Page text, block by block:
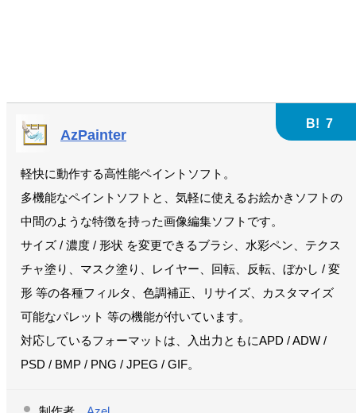
AzPainter
B! 7
軽快に動作する高性能ペイントソフト。
多機能なペイントソフトと、気軽に使えるお絵かきソフトの
中間のような特徴を持った画像編集ソフトです。
サイズ / 濃度 / 形状 を変更できるブラシ、水彩ペン、テクス
チャ塗り、マスク塗り、レイヤー、回転、反転、ぼかし / 変
形 等の各種フィルタ、色調補正、リサイズ、カスタマイズ
可能なパレット 等の機能が付いています。
対応しているフォーマットは、入出力ともにAPD / ADW /
PSD / BMP / PNG / JPEG / GIF。